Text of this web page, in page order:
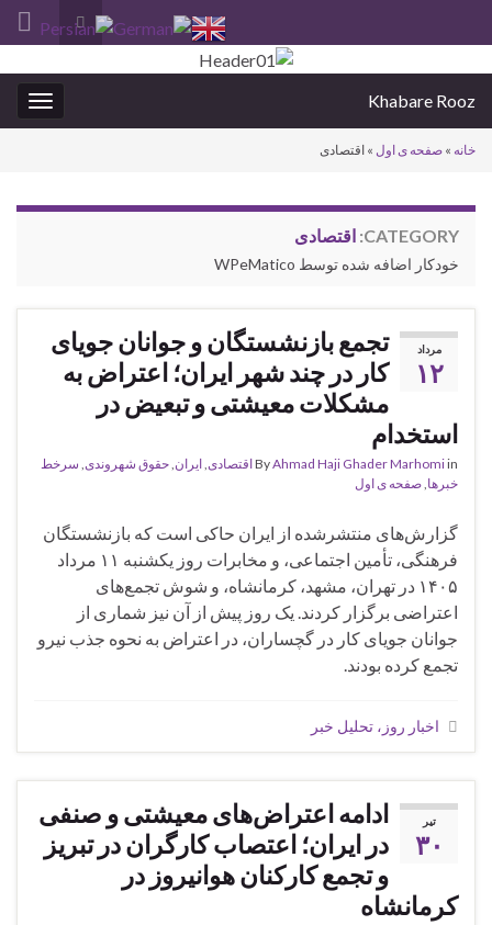
Toggle
search
form
Khabare Rooz
خانه » صفحه ی اول » اقتصادی
CATEGORY: اقتصادی
خودکار اضافه شده توسط WPeMatico
مرداد
۱۲
تجمع بازنشستگان و جوانان جویای
کار در چند شهر ایران؛ اعتراض به
مشکلات معیشتی و تبعیض در
استخدام
ByAhmad Haji Ghader Marhomiin اقتصادی ايران حقوق شهروندی سرخط
خبرها صفحه ی اول
گزارش‌های منتشرشده از ایران حاکی است که بازنشستگان
فرهنگی، تأمین اجتماعی، و مخابرات روز یکشنبه ۱۱ مرداد
۱۴۰۵ در تهران، مشهد، کرمانشاه، و شوش تجمع‌های
اعتراضی برگزار کردند. یک روز پیش از آن نیز شماری از
جوانان جویای کار در گچساران، در اعتراض به نحوه جذب نیرو
تجمع کرده بودند.
اخبار روز، تحلیل خبر
تیر
۳۰
ادامه اعتراض‌های معیشتی و صنفی
در ایران؛ اعتصاب کارگران در تبریز
و تجمع کارکنان هوانیروز در
کرمانشاه